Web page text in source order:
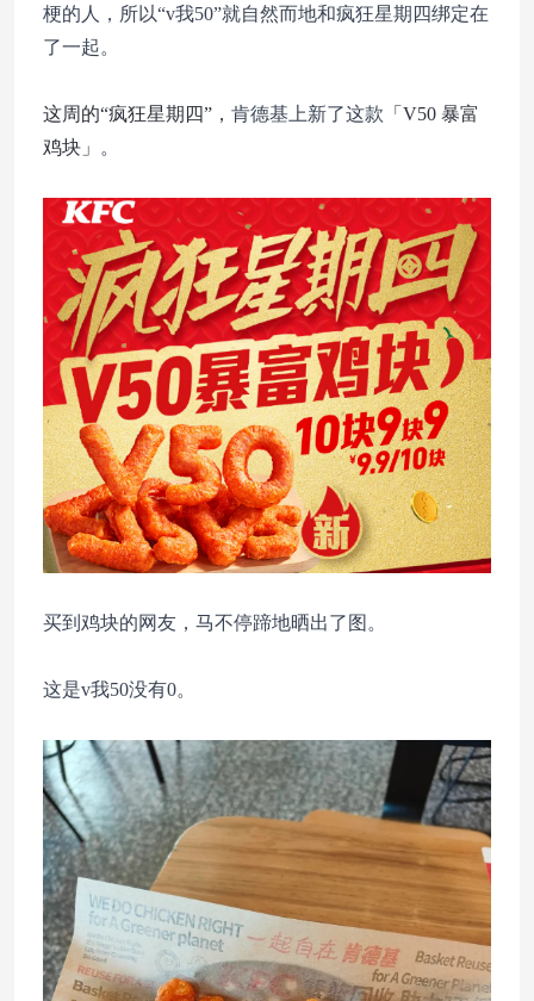
梗的人，所以“v我50”就自然而地和疯狂星期四绑定在
了一起。
这周的“疯狂星期四”， 肯德基上新了这款 「V50 暴富
鸡块」
。
买到鸡块的网友，马不停蹄地晒出了图。
这是v我50没有0。